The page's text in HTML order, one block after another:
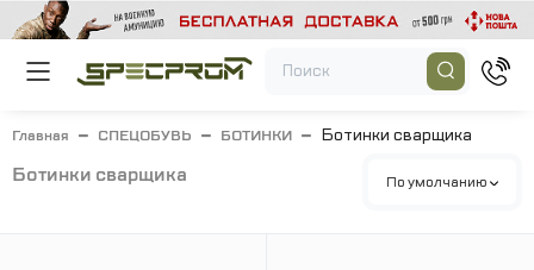
Главная СПЕЦОБУВЬ БОТИНКИ Ботинки сварщика
ботинки сварщика По умолчанию